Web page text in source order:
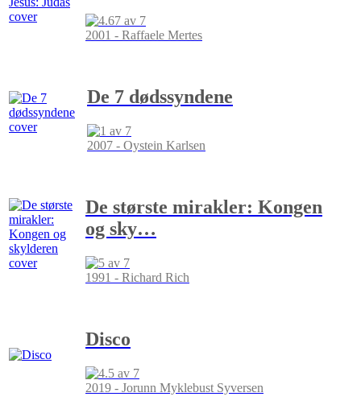
2001 - Raffaele Mertes
De 7 dødssyndene
2007 - Oystein Karlsen
De største mirakler: Kongen
og sky…
1991 - Richard Rich
Disco
2019 - Jorunn Myklebust Syversen